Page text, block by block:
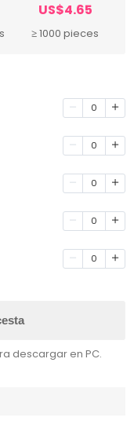
US$4.65
≥ 1000 pieces
0
0
0
0
0
descargar en PC.